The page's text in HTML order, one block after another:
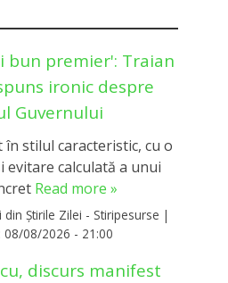
bun premier': Traian
ironic despre
Guvernului
în stilul caracteristic, cu o
evitare calculată a unui
Read more »
din Știrile Zilei - Stiripesurse |
08/08/2026 - 21:00
discurs manifest